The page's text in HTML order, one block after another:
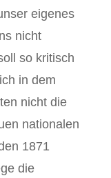
eigenes
nicht
so kritisch
in dem
nicht die
nationalen
1871
die